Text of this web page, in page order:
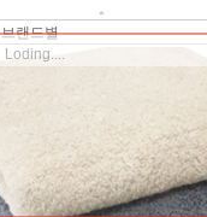
브랜드별
Loding....